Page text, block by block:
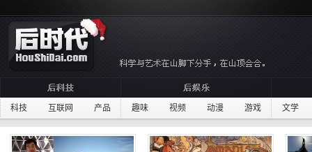
科技 互联网 产品 趣味 视频 动漫 游戏 文学